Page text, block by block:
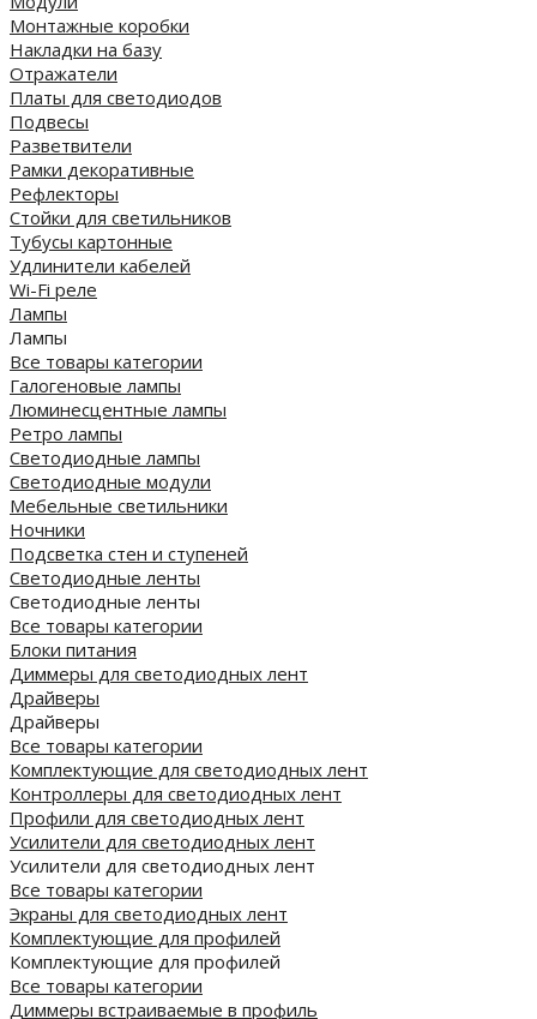
Монтажные коробки
Накладки на базу
Отражатели
Платы для светодиодов
Подвесы
Разветвители
Рамки декоративные
Рефлекторы
Стойки для светильников
Тубусы картонные
Удлинители кабелей
Wi-Fi реле
Лампы
Лампы
Все товары категории
Галогеновые лампы
Люминесцентные лампы
Ретро лампы
Светодиодные лампы
Светодиодные модули
Мебельные светильники
Ночники
Подсветка стен и ступеней
Светодиодные ленты
Светодиодные ленты
Все товары категории
Блоки питания
Диммеры для светодиодных лент
Драйверы
Драйверы
Все товары категории
Комплектующие для светодиодных лент
Контроллеры для светодиодных лент
Профили для светодиодных лент
Усилители для светодиодных лент
Усилители для светодиодных лент
Все товары категории
Экраны для светодиодных лент
Комплектующие для профилей
Комплектующие для профилей
Все товары категории
Диммеры встраиваемые в профиль